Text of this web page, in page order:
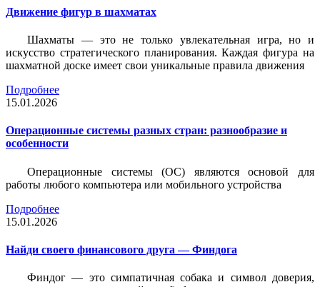
Движение фигур в шахматах
Шахматы — это не только увлекательная игра, но и
искусство стратегического планирования. Каждая фигура на
шахматной доске имеет свои уникальные правила движения
Подробнее
15.01.2026
Операционные системы разных стран: разнообразие и
особенности
Операционные системы (ОС) являются основой для
работы любого компьютера или мобильного устройства
Подробнее
15.01.2026
Найди своего финансового друга — Финдога
Финдог — это симпатичная собака и символ доверия,